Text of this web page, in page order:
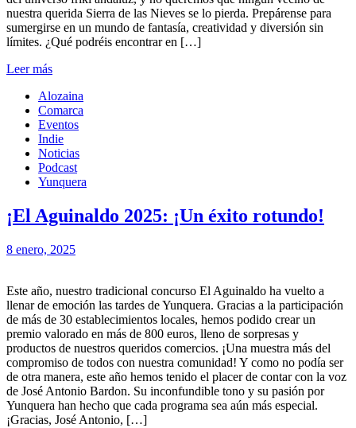
nuestra querida Sierra de las Nieves se lo pierda. Prepárense para
sumergirse en un mundo de fantasía, creatividad y diversión sin
límites. ¿Qué podréis encontrar en […]
Leer más
Alozaina
Comarca
Eventos
Indie
Noticias
Podcast
Yunquera
¡El Aguinaldo 2025: ¡Un éxito rotundo!
8 enero, 2025
Este año, nuestro tradicional concurso El Aguinaldo ha vuelto a
llenar de emoción las tardes de Yunquera. Gracias a la participación
de más de 30 establecimientos locales, hemos podido crear un
premio valorado en más de 800 euros, lleno de sorpresas y
productos de nuestros queridos comercios. ¡Una muestra más del
compromiso de todos con nuestra comunidad! Y como no podía ser
de otra manera, este año hemos tenido el placer de contar con la voz
de José Antonio Bardon. Su inconfundible tono y su pasión por
Yunquera han hecho que cada programa sea aún más especial.
¡Gracias, José Antonio, […]